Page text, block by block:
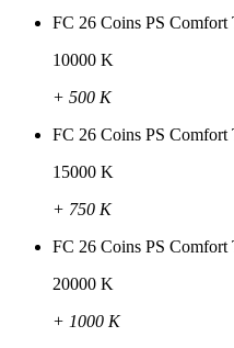
FC 26 Coins PS
10000 K
+ 500 K
FC 26 Coins PS
15000 K
+ 750 K
FC 26 Coins PS
20000 K
+ 1000 K